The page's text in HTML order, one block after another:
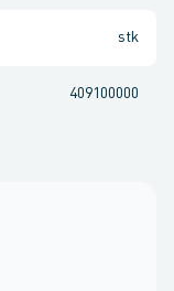
stk
409100000